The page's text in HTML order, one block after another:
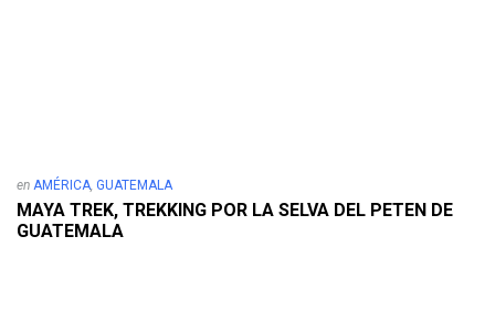
en AMÉRICA, GUATEMALA
MAYA TREK, TREKKING POR LA SELVA DEL PETEN DE
GUATEMALA